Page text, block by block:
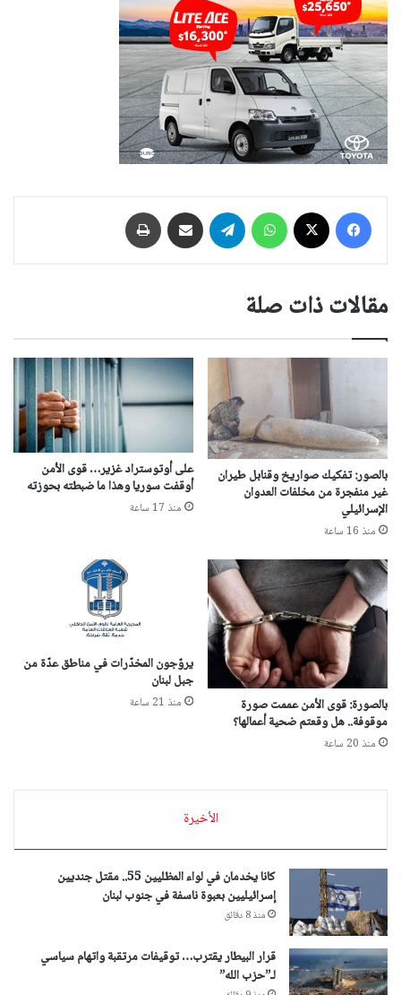
فيسبوك واتساب تيلقرام مشاركة عبر البريد
مقالات ذات صلة
بالصور: تفكيك صواريخ وقنابل طيران
غير منفجرة من مخلفات العدوان
الإسرائيلي
منذ 16 ساعة
على أوتوستراد غزير… قوى الأمن
أوقفت سوريا وهذا ما ضبطته بحوزته
منذ 17 ساعة
بالصورة: قوى الأمن عممت صورة
موقوفة.. هل وقعتم ضحية أعمالها؟
منذ 20 ساعة
يروّجون المخدّرات في مناطق عدّة من
جبل لبنان
منذ 21 ساعة
الأخيرة
كانا يخدمان في لواء المظليين 55.. مقتل جنديين
إسرائيليين بعبوة ناسفة في جنوب لبنان
منذ 8 دقائق
قرار البيطار يقترب… توقيفات مرتقبة واتهام سياسي
لـ”حزب الله”